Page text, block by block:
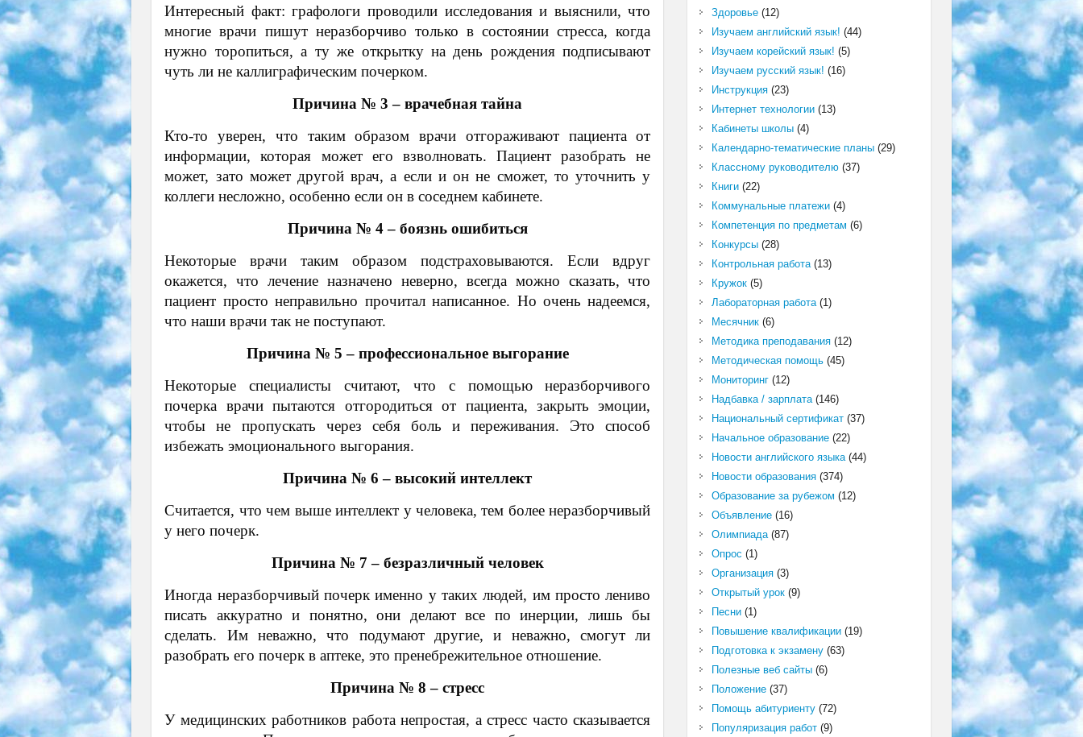
Интересный факт: графологи проводили исследования и выяснили, что
многие врачи пишут неразборчиво только в состоянии стресса, когда
нужно торопиться, а ту же открытку на день рождения подписывают
чуть ли не каллиграфическим почерком.
Причина № 3 – врачебная тайна
Кто-то уверен, что таким образом врачи отгораживают пациента от
информации, которая может его взволновать. Пациент разобрать не
может, зато может другой врач, а если и он не сможет, то уточнить у
коллеги несложно, особенно если он в соседнем кабинете.
Причина № 4 – боязнь ошибиться
Некоторые врачи таким образом подстраховываются. Если вдруг
окажется, что лечение назначено неверно, всегда можно сказать, что
пациент просто неправильно прочитал написанное. Но очень надеемся,
что наши врачи так не поступают.
Причина № 5 – профессиональное выгорание
Некоторые специалисты считают, что с помощью неразборчивого
почерка врачи пытаются отгородиться от пациента, закрыть эмоции,
чтобы не пропускать через себя боль и переживания. Это способ
избежать эмоционального выгорания.
Причина № 6 – высокий интеллект
Считается, что чем выше интеллект у человека, тем более неразборчивый
у него почерк.
Причина № 7 – безразличный человек
Иногда неразборчивый почерк именно у таких людей, им просто лениво
писать аккуратно и понятно, они делают все по инерции, лишь бы
сделать. Им неважно, что подумают другие, и неважно, смогут ли
разобрать его почерк в аптеке, это пренебрежительное отношение.
Причина № 8 – стресс
У медицинских работников работа непростая, а стресс часто сказывается
Здоровье(12)
Изучаем английский язык! (44)
Изучаем корейский язык! (5)
Изучаем русский язык! (16)
Инструкция(23)
Интернет технологии(13)
Кабинеты школы(4)
Календарно-тематические планы(29)
Классному руководителю(37)
Книги(22)
Коммунальные платежи(4)
Компетенция по предметам (6)
Конкурсы(28)
Контрольная работа(13)
Кружок(5)
Лабораторная работа(1)
Месячник(6)
Методика преподавания(12)
Методическая помощь(45)
Мониторинг(12)
Надбавка / зарплата(146)
Национальный сертификат(37)
Начальное образование(22)
Новости английского языка(44)
Новости образования(374)
Образование за рубежом (12)
Объявление(16)
Олимпиада(87)
Опрос (1)
Организация(3)
Открытый урок(9)
Песни(1)
Повышение квалификации(19)
Подготовка к экзамену(63)
Полезные веб сайты(6)
Положение(37)
Помощь абитуриенту(72)
Популяризация работ(9)